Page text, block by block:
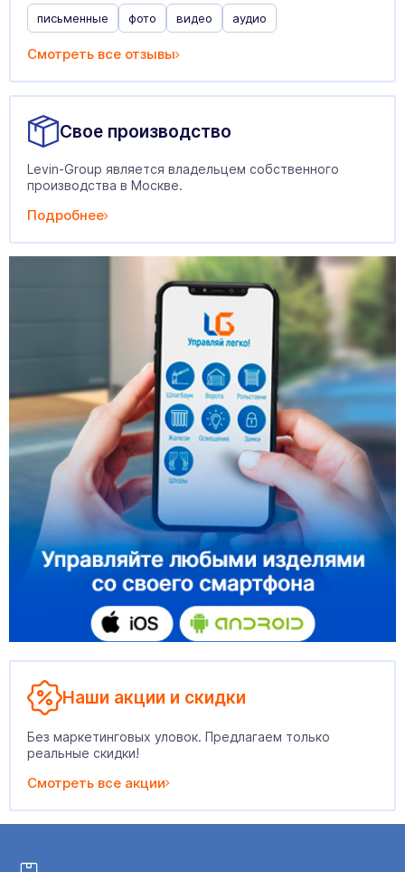
письменные фото видео аудио
Смотреть все отзывы
Свое производство
Levin-Group является владельцем собственного
производства в Москве.
Подробнее
Наши акции и скидки
Без маркетинговых уловок. Предлагаем только
реальные скидки!
Смотреть все акции